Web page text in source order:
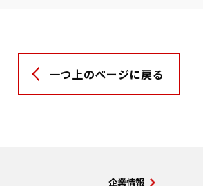
一つ上のページに戻る
企業情報